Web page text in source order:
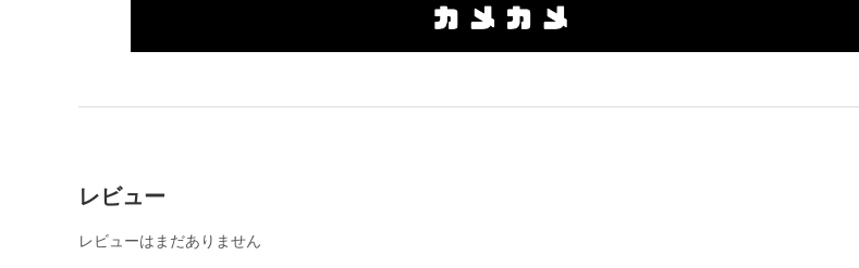
レビュー
レビューはまだありません